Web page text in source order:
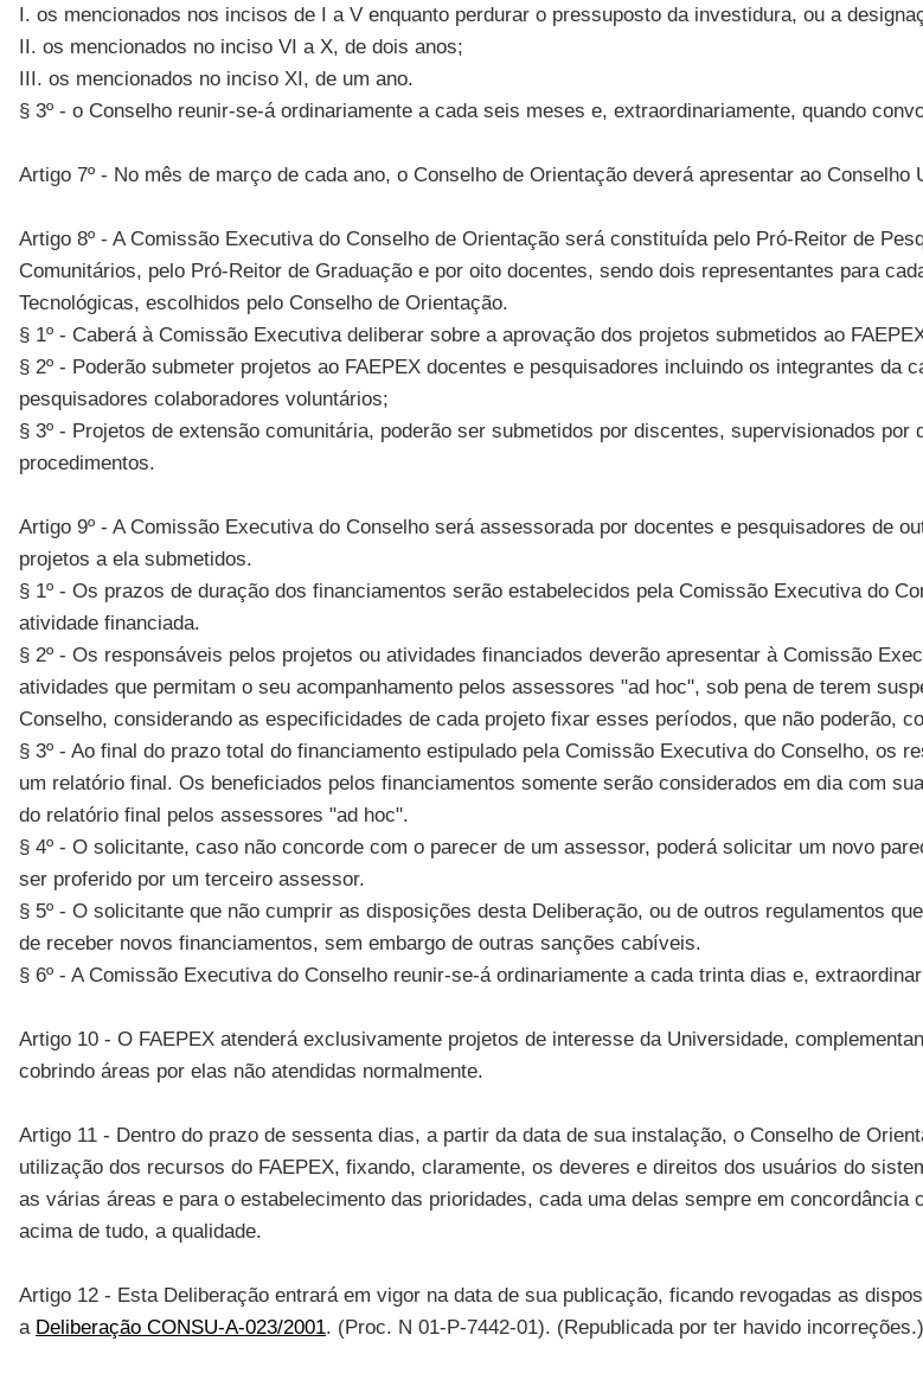
I. os mencionados nos incisos de I a V enquanto perdurar o pressuposto da investidura, ou a
II. os mencionados no inciso VI a X, de dois anos;
III. os mencionados no inciso XI, de um ano.
§ 3º - o Conselho reunir-se-á ordinariamente a cada seis meses e, extraordinariamente, quando
Artigo 7º - No mês de março de cada ano, o Conselho de Orientação deverá apresentar ao
Artigo 8º - A Comissão Executiva do Conselho de Orientação será constituída pelo Pró-Reitor de
Comunitários, pelo Pró-Reitor de Graduação e por oito docentes, sendo dois representantes para
Tecnológicas, escolhidos pelo Conselho de Orientação.
§ 1º - Caberá à Comissão Executiva deliberar sobre a aprovação dos projetos submetidos ao
§ 2º - Poderão submeter projetos ao FAEPEX docentes e pesquisadores incluindo os integrantes da
pesquisadores colaboradores voluntários;
§ 3º - Projetos de extensão comunitária, poderão ser submetidos por discentes, supervisionados
procedimentos.
Artigo 9º - A Comissão Executiva do Conselho será assessorada por docentes e pesquisadores de
projetos a ela submetidos.
§ 1º - Os prazos de duração dos financiamentos serão estabelecidos pela Comissão Executiva do
atividade financiada.
§ 2º - Os responsáveis pelos projetos ou atividades financiados deverão apresentar à Comissão
atividades que permitam o seu acompanhamento pelos assessores "ad hoc", sob pena de terem
Conselho, considerando as especificidades de cada projeto fixar esses períodos, que não poderão,
§ 3º - Ao final do prazo total do financiamento estipulado pela Comissão Executiva do Conselho, os
um relatório final. Os beneficiados pelos financiamentos somente serão considerados em dia com
do relatório final pelos assessores "ad hoc".
§ 4º - O solicitante, caso não concorde com o parecer de um assessor, poderá solicitar um novo
ser proferido por um terceiro assessor.
§ 5º - O solicitante que não cumprir as disposições desta Deliberação, ou de outros regulamentos
de receber novos financiamentos, sem embargo de outras sanções cabíveis.
§ 6º - A Comissão Executiva do Conselho reunir-se-á ordinariamente a cada trinta dias e,
Artigo 10 - O FAEPEX atenderá exclusivamente projetos de interesse da Universidade,
cobrindo áreas por elas não atendidas normalmente.
Artigo 11 - Dentro do prazo de sessenta dias, a partir da data de sua instalação, o Conselho de
utilização dos recursos do FAEPEX, fixando, claramente, os deveres e direitos dos usuários do
as várias áreas e para o estabelecimento das prioridades, cada uma delas sempre em
acima de tudo, a qualidade.
Artigo 12 - Esta Deliberação entrará em vigor na data de sua publicação, ficando revogadas as
a Deliberação CONSU-A-023/2001. (Proc. N 01-P-7442-01). (Republicada por ter havido incorreções.)